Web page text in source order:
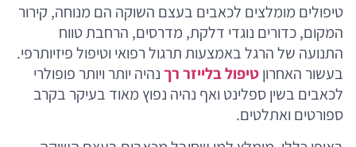
טיפולים מומלצים לכאבים בעצם השוקה הם מנוחה, קירור
המקום, כדורים נוגדי דלקת, מדרסים, הרחבת טווח
התנועה של הרגל באמצעות תרגול רפואי וטיפול פיזיותרפי.
בעשור האחרוןטיפול בלייזר רךנהיה יותר ויותר פופולרי
לכאבים בשין ספלינט ואף נהיה נפוץ מאוד בעיקר בקרב
ספורטים ואתלטים.